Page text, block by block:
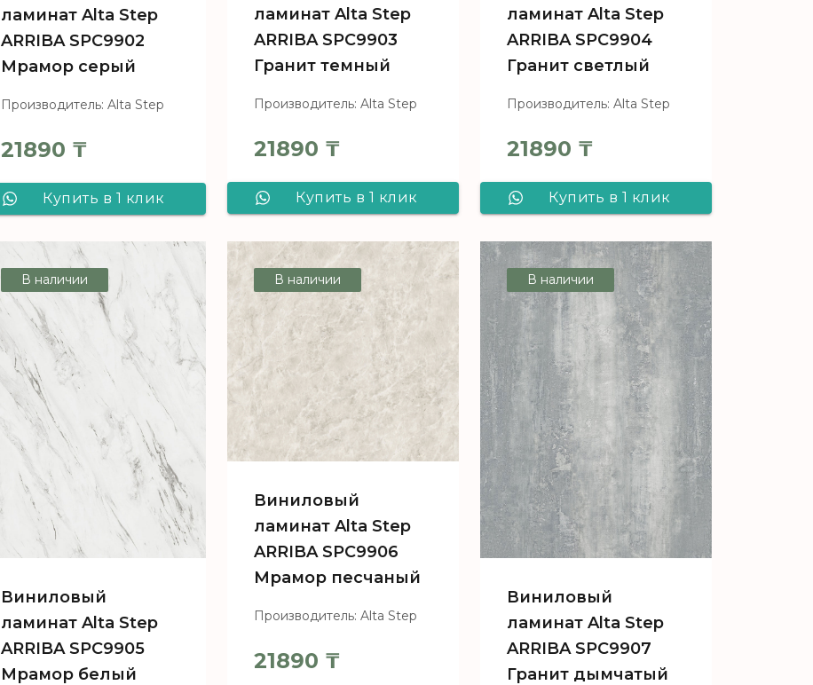
ламинат Alta Step
ARRIBA SPC9902
Мрамор серый
Производитель: Alta Step
21890 ₸
Купить в 1 клик
ламинат Alta Step
ARRIBA SPC9902
Мрамор серый
ламинат Alta Step
ARRIBA SPC9903
Гранит темный
Производитель: Alta Step
21890 ₸
Купить в 1 клик
ламинат Alta Step
ARRIBA SPC9903
Гранит темный
ламинат Alta Step
ARRIBA SPC9904
Гранит светлый
Производитель: Alta Step
21890 ₸
Купить в 1 клик
ламинат Alta Step
ARRIBA SPC9904
Гранит светлый
В наличии
Виниловый
ламинат Alta Step
ARRIBA SPC9905
Мрамор белый
В наличии
Виниловый
ламинат Alta Step
ARRIBA SPC9906
Мрамор песчаный
Производитель: Alta Step
21890 ₸
В наличии
Виниловый
ламинат Alta Step
ARRIBA SPC9907
Гранит дымчатый